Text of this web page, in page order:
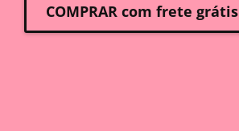
COMPRAR com frete grátis